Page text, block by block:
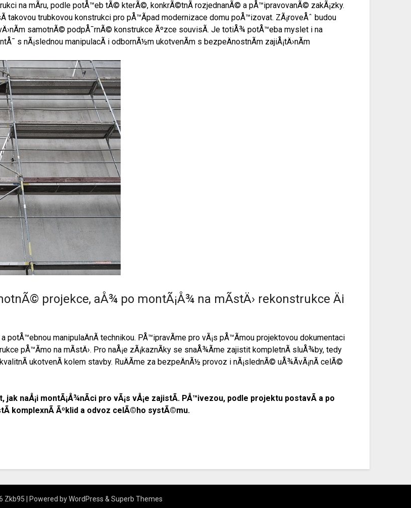
na mÃ­ru, podle potÅ™eb tÃ© kterÃ©, konkrÃ©tnÃ­ rozjednanÃ© a pÅ™ipravovanÃ© zakÃ¡zky.
takovou trubkovou konstrukci pro pÅ™Ã­pad modernizace domu poÅ™izovat. ZÃ¡roveÅˆ budou
samotnÃ© podpÅ¯rnÃ© konstrukce Ãºzce souvisÃ­. Je totiÅ¾ potÅ™eba myslet i na
s nÃ¡slednou manipulacÃ­ i odbornÃ½m ukotvenÃ­m s bezpeÄnostnÃ­m zajiÅ¡tÄ›nÃ­m
projekce, aÅ¾ po montÃ¡Å¾ na mÃ­stÄ› rekonstrukce Äi
potÅ™ebnou manipulaÄnÃ­ technikou. PÅ™ipravÃ­me pro vÃ¡s pÅ™Ã­mou projektovou dokumentaci
pÅ™Ã­mo na mÃ­stÄ›. Pro naÅ¡e zÃ¡kaznÃ­ky se snaÅ¾Ã­me zajistit kompletnÃ­ sluÅ¾by, tedy
ukotvenÃ­ kolem stavby. RuÄÃ­me za bezpeÄnÃ½ provoz i nÃ¡slednÃ© uÅ¾Ã­vÃ¡nÃ­ celÃ©
naÅ¡i montÃ¡Å¾nÃ­ci pro vÃ¡s vÅ¡e zajistÃ­. PÅ™ivezou, podle projektu postavÃ­ a po
komplexnÃ­ Ãºklid a odvoz celÃ©ho systÃ©mu.
Zkb95 | Powered byWordPress & Superb Themes